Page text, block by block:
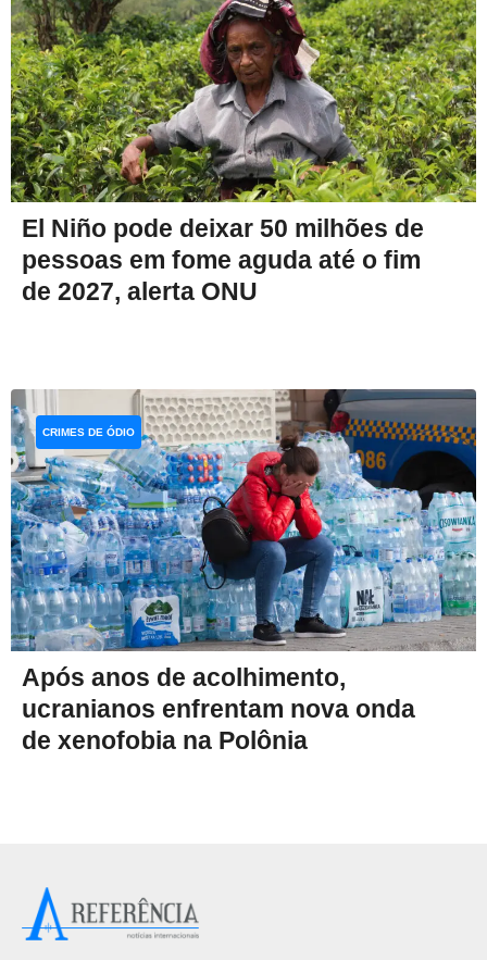
El Niño pode deixar 50 milhões de
pessoas em fome aguda até o fim
de 2027, alerta ONU
Após anos de acolhimento,
ucranianos enfrentam nova onda
de xenofobia na Polônia
CRIMES DE ÓDIO